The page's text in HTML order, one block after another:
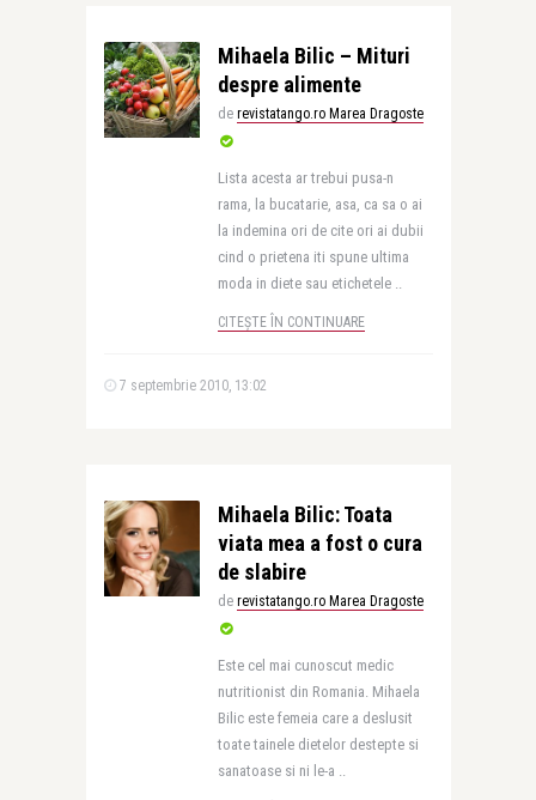
Mihaela Bilic – Mituri
despre alimente
de revistatango.ro Marea Dragoste
Lista acesta ar trebui pusa-n
rama, la bucatarie, asa, ca sa o ai
la indemina ori de cite ori ai dubii
cind o prietena iti spune ultima
moda in diete sau etichetele ..
CITEȘTE ÎN CONTINUARE
7 septembrie 2010, 13:02
Mihaela Bilic: Toata
viata mea a fost o cura
de slabire
de revistatango.ro Marea Dragoste
Este cel mai cunoscut medic
nutritionist din Romania. Mihaela
Bilic este femeia care a deslusit
toate tainele dietelor destepte si
sanatoase si ni le-a ..